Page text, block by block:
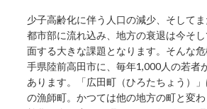
少子高齢化に伴う人口の減少、そして
都市部に流れ込み、地方の衰退は今そ
面する大きな課題となります。そんな
手県陸前高田市に、毎年1,000人の若者
あります。「広田町（ひろたちょう）
の漁師町。かつては他の地方の町と変